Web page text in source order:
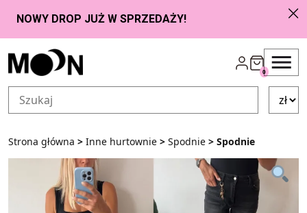
Przejdź do zawartości
0
Strona główna > Inne hurtownie > Spodnie > Spodnie